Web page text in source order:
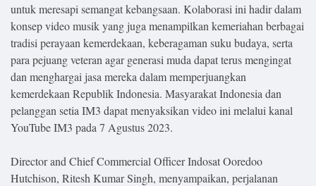
untuk meresapi semangat kebangsaan. Kolaborasi ini hadir dalam
konsep video musik yang juga menampilkan kemeriahan berbagai
tradisi perayaan kemerdekaan, keberagaman suku budaya, serta
para pejuang veteran agar generasi muda dapat terus mengingat
dan menghargai jasa mereka dalam memperjuangkan
kemerdekaan Republik Indonesia. Masyarakat Indonesia dan
pelanggan setia IM3 dapat menyaksikan video ini melalui kanal
YouTube IM3 pada 7 Agustus 2023.
Director and Chief Commercial Officer Indosat Ooredoo
Hutchison, Ritesh Kumar Singh, menyampaikan, perjalanan